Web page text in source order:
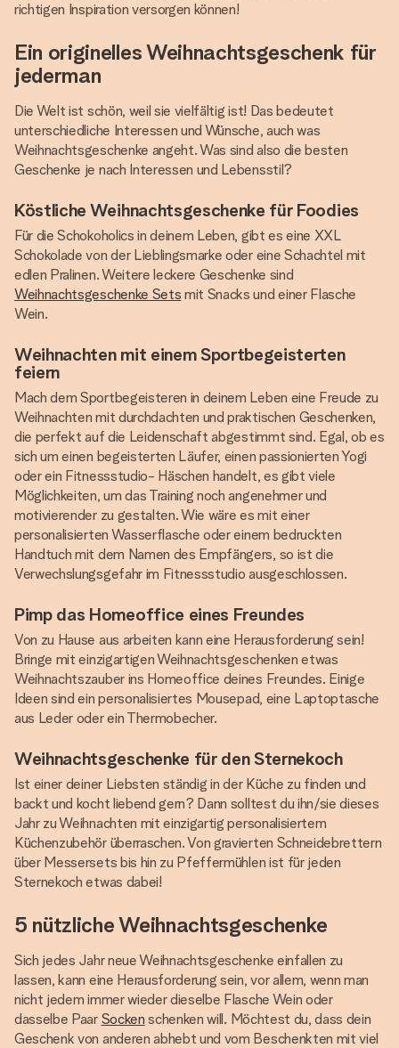
richtigen Inspiration versorgen können!
Ein originelles Weihnachtsgeschenk für
jederman
Die Welt ist schön, weil sie vielfältig ist! Das bedeutet
unterschiedliche Interessen und Wünsche, auch was
Weihnachtsgeschenke angeht. Was sind also die besten
Geschenke je nach Interessen und Lebensstil?
Köstliche Weihnachtsgeschenke für Foodies
Für die Schokoholics in deinem Leben, gibt es eine XXL
Schokolade von der Lieblingsmarke oder eine Schachtel mit
edlen Pralinen. Weitere leckere Geschenke sind
Weihnachtsgeschenke Sets mit Snacks und einer Flasche
Wein.
Weihnachten mit einem Sportbegeisterten
feiern
Mach dem Sportbegeisteren in deinem Leben eine Freude zu
Weihnachten mit durchdachten und praktischen Geschenken,
die perfekt auf die Leidenschaft abgestimmt sind. Egal, ob es
sich um einen begeisterten Läufer, einen passionierten Yogi
oder ein Fitnessstudio- Häschen handelt, es gibt viele
Möglichkeiten, um das Training noch angenehmer und
motivierender zu gestalten. Wie wäre es mit einer
personalisierten Wasserflasche oder einem bedruckten
Handtuch mit dem Namen des Empfängers, so ist die
Verwechslungsgefahr im Fitnessstudio ausgeschlossen.
Pimp das Homeoffice eines Freundes
Von zu Hause aus arbeiten kann eine Herausforderung sein!
Bringe mit einzigartigen Weihnachtsgeschenken etwas
Weihnachtszauber ins Homeoffice deines Freundes. Einige
Ideen sind ein personalisiertes Mousepad, eine Laptoptasche
aus Leder oder ein Thermobecher.
Weihnachtsgeschenke für den Sternekoch
Ist einer deiner Liebsten ständig in der Küche zu finden und
backt und kocht liebend gern? Dann solltest du ihn/sie dieses
Jahr zu Weihnachten mit einzigartig personalisiertem
Küchenzubehör überraschen. Von gravierten Schneidebrettern
über Messersets bis hin zu Pfeffermühlen ist für jeden
Sternekoch etwas dabei!
5 nützliche Weihnachtsgeschenke
Sich jedes Jahr neue Weihnachtsgeschenke einfallen zu
lassen, kann eine Herausforderung sein, vor allem, wenn man
nicht jedem immer wieder dieselbe Flasche Wein oder
dasselbe Paar Socken schenken will. Möchtest du, dass dein
Geschenk von anderen abhebt und vom Beschenkten mit viel